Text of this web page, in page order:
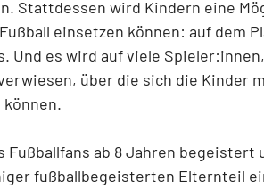
Stattdessen wird Kindern eine
einsetzen können: auf dem
Und es wird auf viele
über die sich die Kinder
Fußballfans ab 8 Jahren
fußballbegeisterten Elternteil